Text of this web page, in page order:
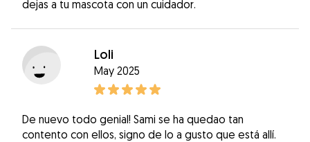
dejas a tu mascota con un cuidador.
Loli
May 2025
De nuevo todo genial! Sami se ha quedao tan
contento con ellos, signo de lo a gusto que está allí.